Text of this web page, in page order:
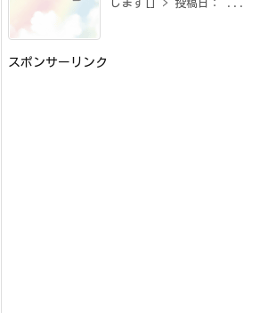
します[] > 投稿日： ...
スポンサーリンク